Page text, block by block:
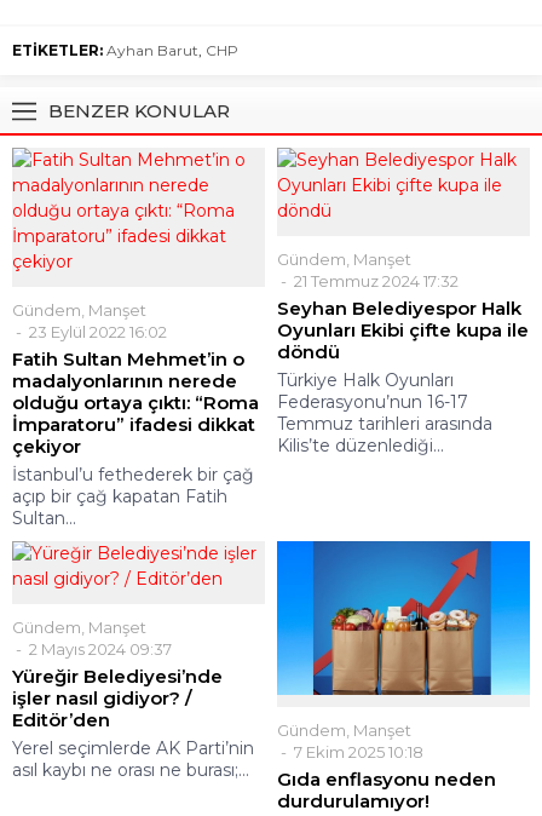
ETİKETLER: Ayhan Barut, CHP
BENZER KONULAR
Gündem Manşet
23 Eylül 2022 16:02
Fatih Sultan Mehmet’in o
madalyonlarının nerede
olduğu ortaya çıktı: “Roma
İmparatoru” ifadesi dikkat
çekiyor
İstanbul’u fethederek bir çağ
açıp bir çağ kapatan Fatih
Sultan...
Gündem Manşet
21 Temmuz 2024 17:32
Seyhan Belediyespor Halk
Oyunları Ekibi çifte kupa ile
döndü
Türkiye Halk Oyunları
Federasyonu’nun 16-17
Temmuz tarihleri arasında
Kilis’te düzenlediği...
Gündem Manşet
2 Mayıs 2024 09:37
Yüreğir Belediyesi’nde
işler nasıl gidiyor? /
Editör’den
Yerel seçimlerde AK Parti’nin
asıl kaybı ne orası ne burası;...
Gündem Manşet
7 Ekim 2025 10:18
Gıda enflasyonu neden
durdurulamıyor!